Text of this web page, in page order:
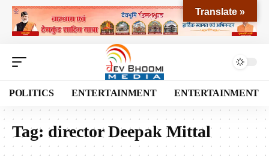
POLITICS ENTERTAINMENT ENTERTAINMENT
Tag: director Deepak Mittal
Translate »